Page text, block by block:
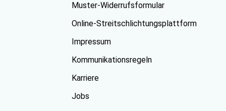
Muster-Widerrufsformular
Online-Streitschlichtungsplattform
Impressum
Kommunikationsregeln
Karriere
Jobs